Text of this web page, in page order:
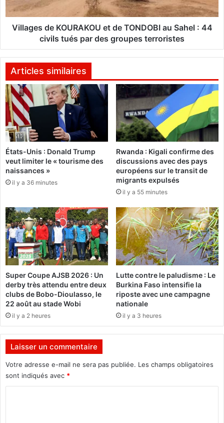
g
l
E
M
E
d
O
U
A
K
O
U
e
t
e
T
O
N
B
I
a
u
S
h
e
l
c
i
v
i
Villages de KOURAKOU et de TONDOBI au Sahel : 44
civils tués par des groupes terroristes
Articles similaires
États-Unis : Donald Trump
veut limiter le « tourisme des
naissances »
il y a 36 minutes
Rwanda : Kigali confirme des
discussions avec des pays
européens sur le transit de
migrants expulsés
il y a 55 minutes
Super Coupe AJSB 2026 : Un
derby très attendu entre deux
clubs de Bobo-Dioulasso, le
22 août au stade Wobi
il y a 2 heures
Lutte contre le paludisme : Le
Burkina Faso intensifie la
riposte avec une campagne
nationale
il y a 3 heures
Laisser un commentaire
Votre adresse e-mail ne sera pas publiée. Les champs obligatoires
sont indiqués avec *